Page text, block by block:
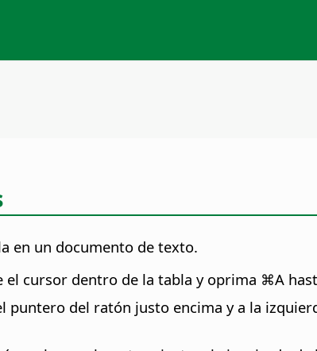
en un documento de texto.
el cursor dentro de la tabla y oprima ⌘A
del ratón justo encima y a la